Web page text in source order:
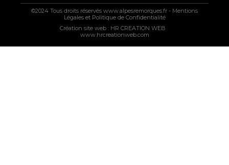
©2024 Tous droits réservés www.alpesremorques.fr - Mentions
Légaleset Politique de Confidentialité
Création site web : HR CREATION WEB
www.hrcreationweb.com